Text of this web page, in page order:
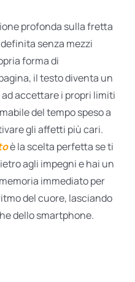
profonda sulla fretta
senza mezzi
forma di
il testo diventa un
accettare i propri limiti
del tempo speso a
gli affetti più cari.
è la scelta perfetta se ti
agli impegni e hai un
immediato per
del cuore, lasciando
dello smartphone.